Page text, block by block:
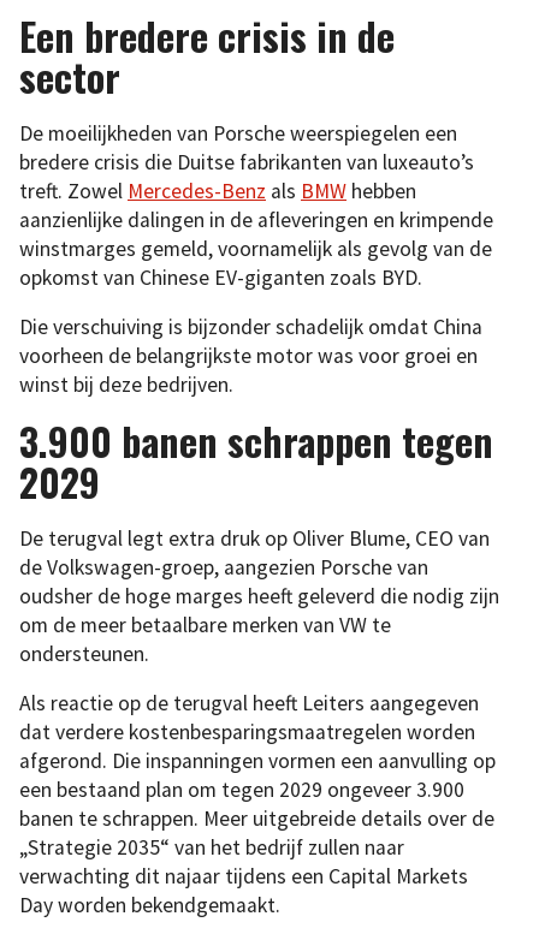
Een bredere crisis in de
sector
De moeilijkheden van Porsche weerspiegelen een
bredere crisis die Duitse fabrikanten van luxeauto’s
treft. Zowel Mercedes-Benz als BMW hebben
aanzienlijke dalingen in de afleveringen en krimpende
winstmarges gemeld, voornamelijk als gevolg van de
opkomst van Chinese EV-giganten zoals BYD.
Die verschuiving is bijzonder schadelijk omdat China
voorheen de belangrijkste motor was voor groei en
winst bij deze bedrijven.
3.900 banen schrappen tegen
2029
De terugval legt extra druk op Oliver Blume, CEO van
de Volkswagen-groep, aangezien Porsche van
oudsher de hoge marges heeft geleverd die nodig zijn
om de meer betaalbare merken van VW te
ondersteunen.
Als reactie op de terugval heeft Leiters aangegeven
dat verdere kostenbesparingsmaatregelen worden
afgerond. Die inspanningen vormen een aanvulling op
een bestaand plan om tegen 2029 ongeveer 3.900
banen te schrappen. Meer uitgebreide details over de
„Strategie 2035“ van het bedrijf zullen naar
verwachting dit najaar tijdens een Capital Markets
Day worden bekendgemaakt.